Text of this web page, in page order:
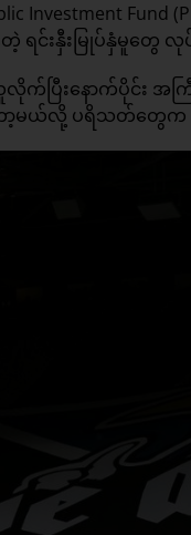
Investment
တဲ့ ရင်းနှီးမြုပ်နှံမူတွေ
ပြီးနောက်ပိုင်း အ
ော့မယ်လို့ ပရိသတ်တွေက